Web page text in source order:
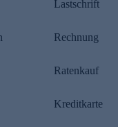
Lastschrift
Rechnung
Ratenkauf
Kreditkarte